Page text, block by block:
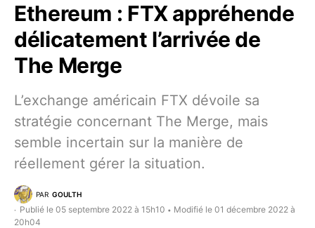
Ethereum : FTX appréhende
délicatement l’arrivée de
The Merge
L’exchange américain FTX dévoile sa
stratégie concernant The Merge, mais
semble incertain sur la manière de
réellement gérer la situation.
PAR GOULTH
Publié le 05 septembre 2022 à 15h10 • Modifié le 01 décembre 2022 à
20h04